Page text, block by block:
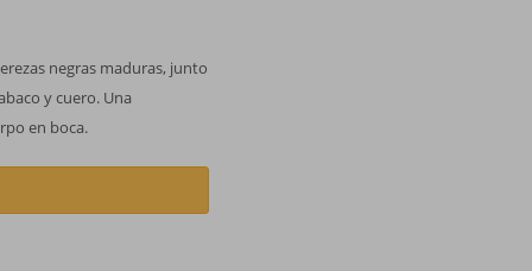
negras maduras, junto
y cuero. Una
en boca.